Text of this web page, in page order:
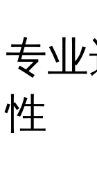
专
性